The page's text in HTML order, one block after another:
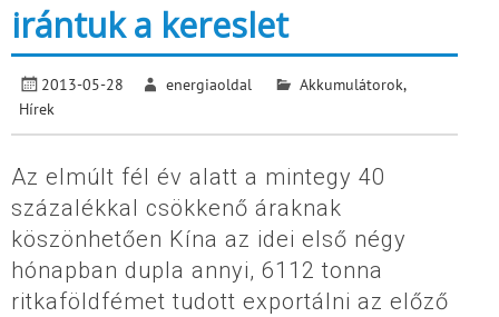
irántuk a kereslet
2013-05-28 energiaoldal Akkumulátorok,
Hírek
Az elmúlt fél év alatt a mintegy 40
százalékkal csökkenő áraknak
köszönhetően Kína az idei első négy
hónapban dupla annyi, 6112 tonna
ritkaföldfémet tudott exportálni az előző